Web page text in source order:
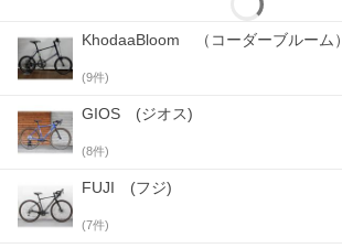
KhodaaBloom （コーダーブルーム）
(9件)
GIOS (ジオス)
(8件)
FUJI (フジ)
(7件)